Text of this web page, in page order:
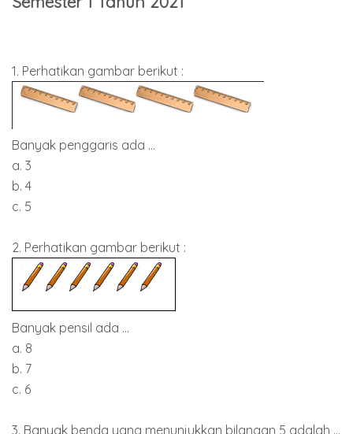
1. Perhatikan gambar berikut :
Banyak penggaris ada ...
a. 3
b. 4
c. 5
2. Perhatikan gambar berikut :
Banyak pensil ada ...
a. 8
b. 7
c. 6
3. Banyak benda yang menunjukkan bilangan 5 adalah ...